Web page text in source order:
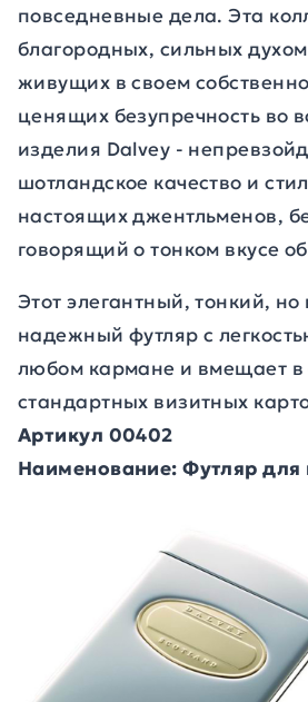
повседневные дела. Эта
благородных, сильных
живущих в своем
ценящих безупречность во
изделия Dalvey -
шотландское качество и
настоящих джентльменов,
говорящий о тонком вкусе
Этот элегантный, тонкий,
надежный футляр с
любом кармане и вмещает в
стандартных визитных
Артикул 00402
Наименование: Футляр для